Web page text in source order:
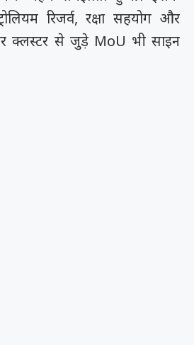
रिजर्व, रक्षा सहयोग और
क्लस्टर से जुड़े MoU भी साइन